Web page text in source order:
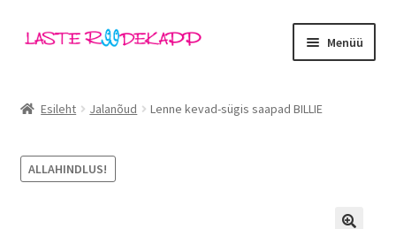
Liigu
Liigu
Menüü
Poisid
Esileht Jalanõud Lenne kevad-sügis saapad BILLIE
ALLAHINDLUS!